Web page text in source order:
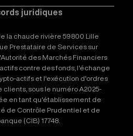
juridiques
la chaude rivière 59800 Lille
Prestataire de Services sur
des Marchés Financiers
contre des fonds, l'échange
actifs et l'exécution d'ordres
sous le numéro A2025-
en tant qu'établissement de
de Contrôle Prudentiel et de
(CIB) 17748.